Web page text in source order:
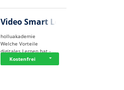
Video Smart Lea…
holluakademie
Welche Vorteile
digitales Lernen hat - …
Kostenfrei